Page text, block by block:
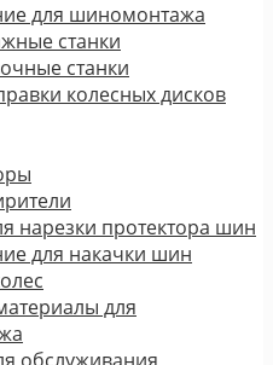
для шиномонтажа
станки
станки
колесных дисков
нарезки протектора шин
для накачки шин
для